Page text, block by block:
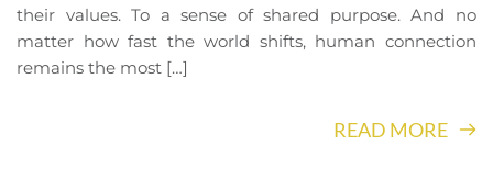
their values. To a sense of shared purpose. And no
matter how fast the world shifts, human connection
remains the most […]
READ MORE